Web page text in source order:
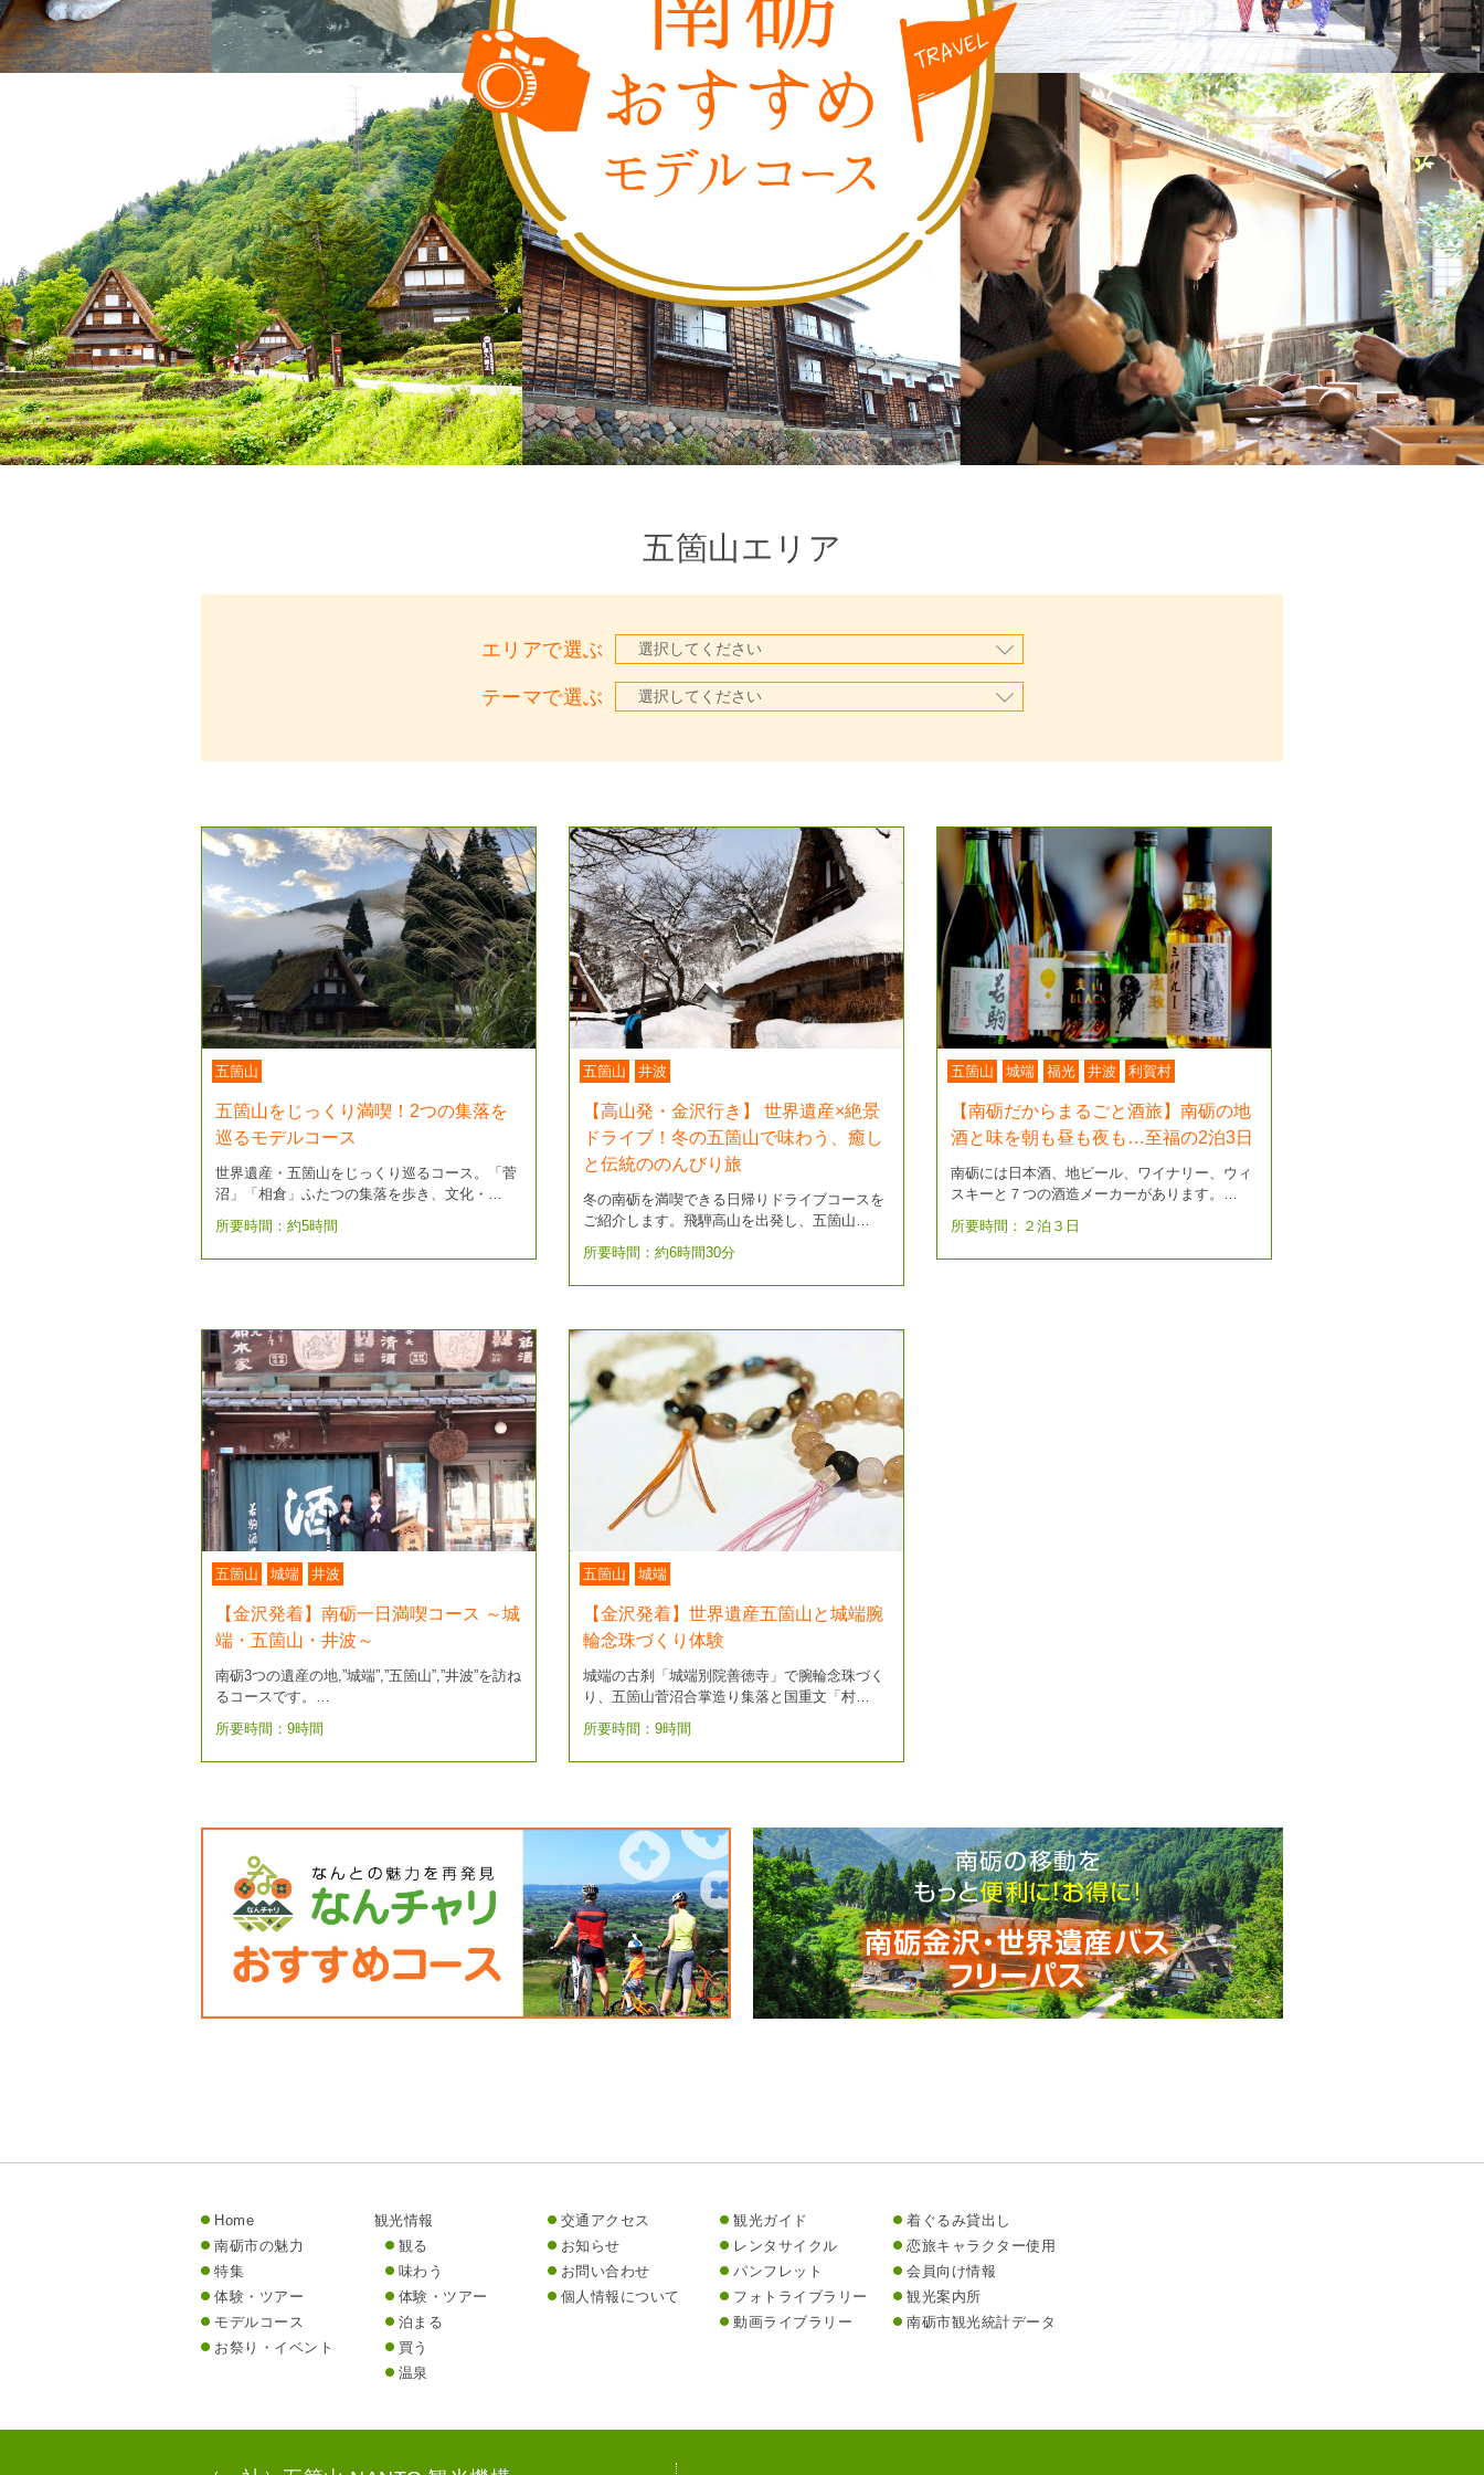
五箇山エリア
エリアで選ぶ
テーマで選ぶ
五箇山
五箇山をじっくり満喫！2つの集落を
巡るモデルコース
世界遺産・五箇山をじっくり巡るコース。「菅
沼」「相倉」ふたつの集落を歩き、文化・…
所要時間：約5時間
五箇山 井波
【高山発・金沢行き】 世界遺産×絶景
ドライブ！冬の五箇山で味わう、癒し
と伝統ののんびり旅
冬の南砺を満喫できる日帰りドライブコースを
ご紹介します。飛騨高山を出発し、五箇山…
所要時間：約6時間30分
五箇山 城端 福光 井波 利賀村
【南砺だからまるごと酒旅】南砺の地
酒と味を朝も昼も夜も…至福の2泊3日
南砺には日本酒、地ビール、ワイナリー、ウィ
スキーと７つの酒造メーカーがあります。…
所要時間：２泊３日
五箇山 城端 井波
【金沢発着】南砺一日満喫コース ～城
端・五箇山・井波～
南砺3つの遺産の地,”城端”,”五箇山”,”井波”を訪ね
るコースです。…
所要時間：9時間
五箇山 城端
【金沢発着】世界遺産五箇山と城端腕
輪念珠づくり体験
城端の古刹「城端別院善徳寺」で腕輪念珠づく
り、五箇山菅沼合掌造り集落と国重文「村…
所要時間：9時間
Home
南砺市の魅力
特集
体験・ツアー
モデルコース
お祭り・イベント
観光情報
観る
味わう
体験・ツアー
泊まる
買う
温泉
交通アクセス
お知らせ
お問い合わせ
個人情報について
観光ガイド
レンタサイクル
パンフレット
フォトライブラリー
動画ライブラリー
着ぐるみ貸出し
恋旅キャラクター使用
会員向け情報
観光案内所
南砺市観光統計データ